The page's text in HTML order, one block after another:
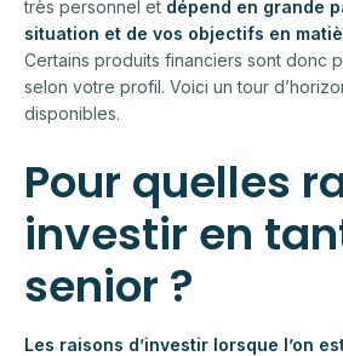
très personnel et dépend en grande
situation et de vos objectifs en
Certains produits financiers sont donc
selon votre profil. Voici un tour
disponibles.
Pour quelles
investir en
senior ?
Les raisons d’investir lorsque l’on